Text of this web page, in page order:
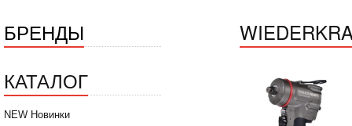
БРЕНДЫ
КАТАЛОГ
NEW Новинки